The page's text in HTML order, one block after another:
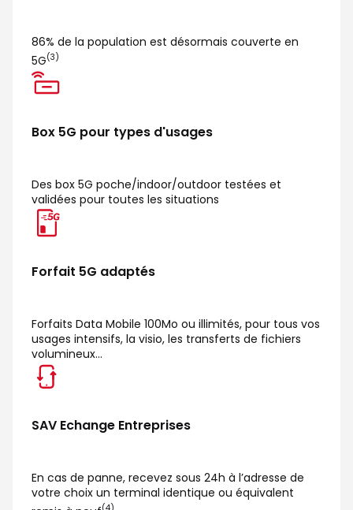
86% de la population est désormais couverte en
5G(3)
Box 5G pour types d'usages
Des box 5G poche/indoor/outdoor testées et
validées pour toutes les situations
Forfait 5G adaptés
Forfaits Data Mobile 100Mo ou illimités, pour tous vos
usages intensifs, la visio, les transferts de fichiers
volumineux...
SAV Echange Entreprises
En cas de panne, recevez sous 24h à l’adresse de
votre choix un terminal identique ou équivalent